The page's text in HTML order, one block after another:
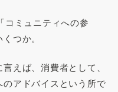
コミュニティへの参
つか。
えば、消費者として、
アドバイスという所で